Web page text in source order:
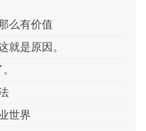
么有价值
就是原因。
世界